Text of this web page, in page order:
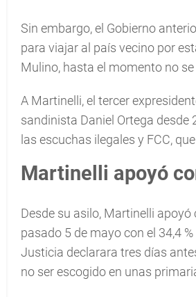
Sin embargo, el Gobierno
para viajar al país vecino por
Mulino, hasta el momento no
A Martinelli, el tercer
sandinista Daniel Ortega desde
las escuchas ilegales y FCC,
Martinelli apoyó
Desde su asilo, Martinelli
pasado 5 de mayo con el 34,4
Justicia declarara tres días
no ser escogido en unas